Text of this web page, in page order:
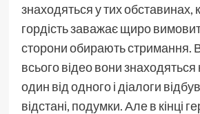
знаходяться у тих обставинах,
гордість заважає щиро
сторони обирають стримання.
всього відео вони знаходяться
один від одного і діалоги
відстані, подумки. Але в кінці